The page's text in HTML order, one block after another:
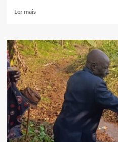
Ler maisLeia
NA
MULUANGU:
O
GUARDIÃO
DAS
INSÍGNIAS
SAGRADAS
DO
REINO
DO
KONGO